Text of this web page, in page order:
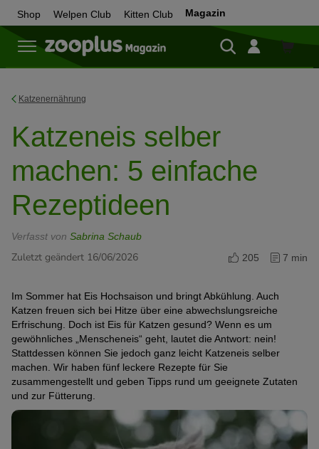
Shop Welpen Club Kitten Club Magazin
Zum
Katzenernährung
Katzeneis selber
machen: 5 einfache
Rezeptideen
Verfasst von Sabrina Schaub
Zuletzt geändert 16/06/2026 205 7 min
Im Sommer hat Eis Hochsaison und bringt Abkühlung. Auch
Katzen freuen sich bei Hitze über eine abwechslungsreiche
Erfrischung. Doch ist Eis für Katzen gesund? Wenn es um
gewöhnliches „Menscheneis“ geht, lautet die Antwort: nein!
Stattdessen können Sie jedoch ganz leicht Katzeneis selber
machen. Wir haben fünf leckere Rezepte für Sie
zusammengestellt und geben Tipps rund um geeignete Zutaten
und zur Fütterung.